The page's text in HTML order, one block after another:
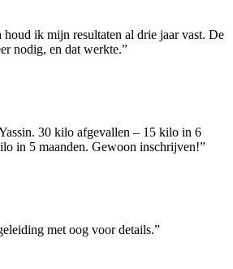
houd ik mijn resultaten al drie jaar vast. De
nodig, en dat werkte.”
30 kilo afgevallen – 15 kilo in 6
in 5 maanden. Gewoon inschrijven!”
met oog voor details.”